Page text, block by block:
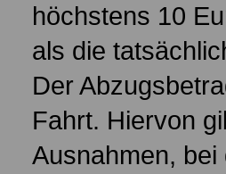
höchstens 10
als die
Der
Fahrt. Hiervon
Ausnahmen, bei